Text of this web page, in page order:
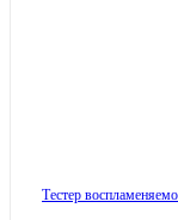
Тестер